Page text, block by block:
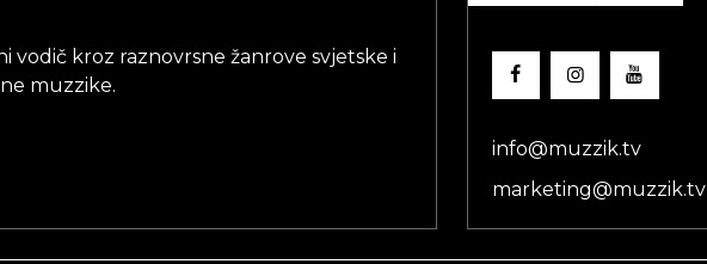
vodič kroz raznovrsne žanrove svjetske i
muzzike.
info@muzzik.tv
marketing@muzzik.tv